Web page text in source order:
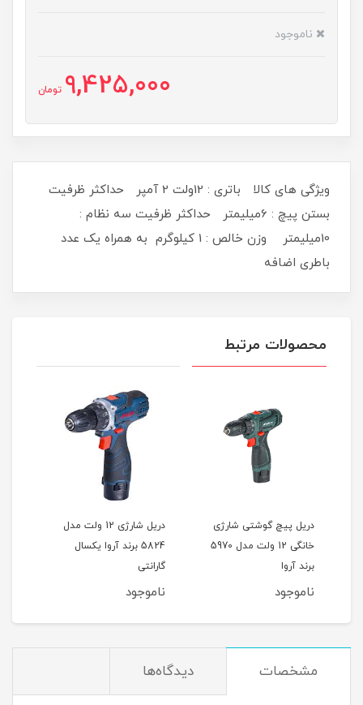
ناموجود
9,425,000 تومان
ویژگی های کالا باتری : 12ولت 2 آمپر حداکثر ظرفیت
بستن پیچ : 6میلیمتر حداکثر ظرفیت سه نظام :
10میلیمتر وزن خالص : 1 کیلوگرم به همراه یک عدد
باطری اضافه
محصولات مرتبط
دریل پیچ گوشتی شارژی
خانگی 12 ولت مدل 5970
برند آروا
ناموجود
دریل شارژی 12 ولت مدل
5824 برند آروا یکسال
گارانتی
ناموجود
مشخصات دیدگاه‌ها